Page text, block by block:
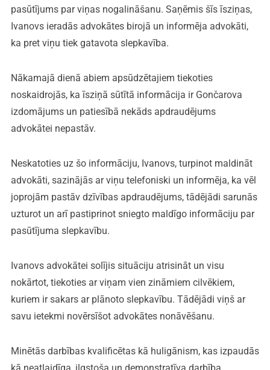
pasūtījums par viņas nogalināšanu. Saņēmis šīs īsziņas,
Ivanovs ieradās advokātes birojā un informēja advokāti,
ka pret viņu tiek gatavota slepkavība.
Nākamajā dienā abiem apsūdzētajiem tiekoties
noskaidrojās, ka īsziņā sūtītā informācija ir Gončarova
izdomājums un patiesībā nekāds apdraudējums
advokātei nepastāv.
Neskatoties uz šo informāciju, Ivanovs, turpinot maldināt
advokāti, sazinājās ar viņu telefoniski un informēja, ka vēl
joprojām pastāv dzīvības apdraudējums, tādējādi sarunās
uzturot un arī pastiprinot sniegto maldīgo informāciju par
pasūtījuma slepkavību.
Ivanovs advokātei solījis situāciju atrisināt un visu
nokārtot, tiekoties ar viņam vien zināmiem cilvēkiem,
kuriem ir sakars ar plānoto slepkavību. Tādējādi viņš ar
savu ietekmi novērsīšot advokātes nonāvēšanu.
Minētās darbības kvalificētas kā huligānism, kas izpaudās